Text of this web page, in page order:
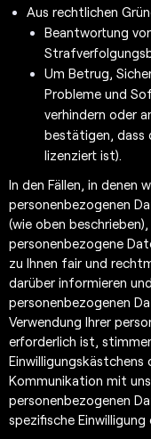
Aus rechtlichen
Beantwortung
Um Betrug,
Probleme und
verhindern oder
bestätigen, dass
lizenziert ist).
In den Fällen, in denen
personenbezogenen
(wie oben
personenbezogene
zu Ihnen fair und
darüber informieren
personenbezogenen
Verwendung Ihrer
erforderlich ist,
Einwilligungskästchens
Kommunikation mit
personenbezogenen
spezifische Einwilligung